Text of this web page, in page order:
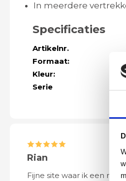
In meerdere
Specificaties
Artikelnr.
Formaat:
Kleur:
Serie
Rian
Fijne site waar ik een